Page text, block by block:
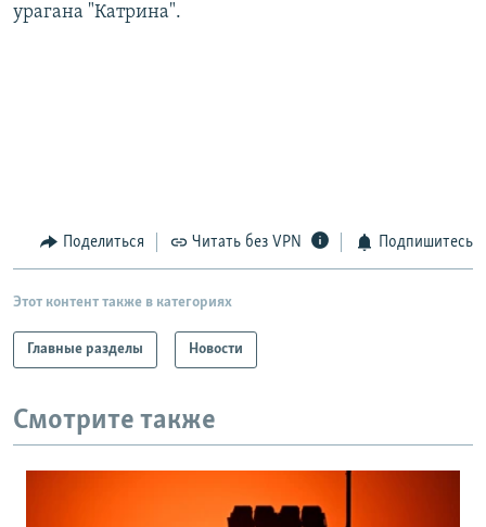
урагана "Катрина".
Поделиться Читать без VPN Подпишитесь
Этот контент также в категориях
Главные разделы Новости
Смотрите также